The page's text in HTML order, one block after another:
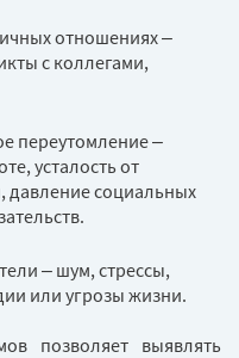
отношениях –
с коллегами,
переутомление –
усталость от
давление социальных
– шум, стрессы,
или угрозы жизни.
позволяет выявлять